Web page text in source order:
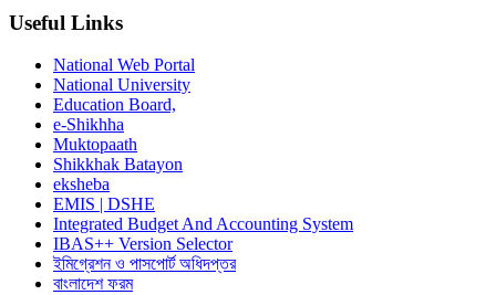
Useful Links
National Web Portal
National University
Education Board,
e-Shikhha
Muktopaath
Shikkhak Batayon
eksheba
EMIS | DSHE
Integrated Budget And Accounting System
IBAS++ Version Selector
ইমিগ্রেশন ও পাসপোর্ট অধিদপ্তর
বাংলাদেশ ফরম